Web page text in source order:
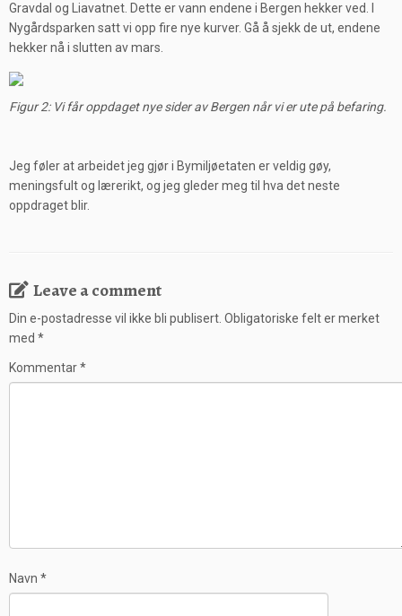
Gravdal og Liavatnet. Dette er vann endene i Bergen hekker ved. I
Nygårdsparken satt vi opp fire nye kurver. Gå å sjekk de ut, endene
hekker nå i slutten av mars.
Figur 2: Vi får oppdaget nye sider av Bergen når vi er ute på befaring.
Jeg føler at arbeidet jeg gjør i Bymiljøetaten er veldig gøy,
meningsfult og lærerikt, og jeg gleder meg til hva det neste
oppdraget blir.
Leave a comment
Din e-postadresse vil ikke bli publisert. Obligatoriske felt er merket
med *
Kommentar*
Navn *